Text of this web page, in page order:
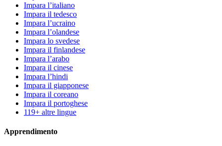
Impara l’italiano
Impara il tedesco
Impara l’ucraino
Impara l’olandese
Impara lo svedese
Impara il finlandese
Impara l’arabo
Impara il cinese
Impara l’hindi
Impara il giapponese
Impara il coreano
Impara il portoghese
119+ altre lingue
Apprendimento